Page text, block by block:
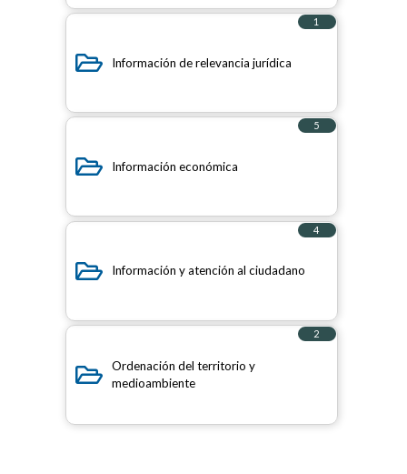
1
Información de relevancia jurídica
5
Información económica
4
Información y atención al ciudadano
2
Ordenación del territorio y
medioambiente